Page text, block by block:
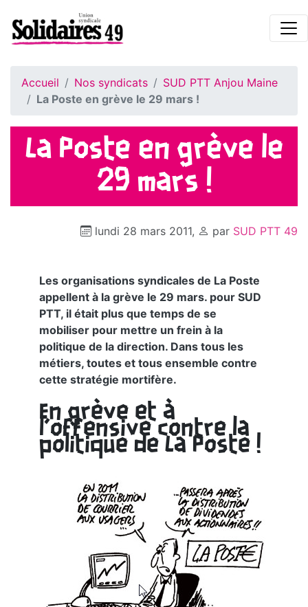
Accueil Nos syndicats
SUD PTT Anjou Maine
La Poste en grève le 29 mars !
La Poste en grève le
29 mars !
lundi 28 mars 2011, par SUD PTT 49
Les organisations syndicales de La Poste
appellent à la grève le 29 mars. pour SUD
PTT, il était plus que temps de se
mobiliser pour mettre un frein à la
politique de la direction. Dans tous les
métiers, toutes et tous ensemble contre
cette stratégie mortifère.
En grève et à
l’offensive contre la
politique de La Poste !